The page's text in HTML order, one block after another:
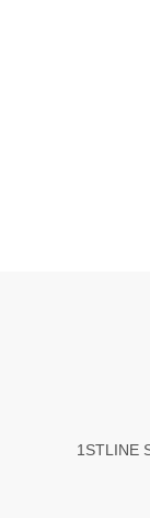
1STLINE